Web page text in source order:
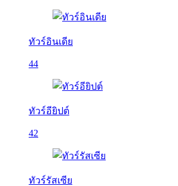
ทัวร์อินเดีย
44
ทัวร์อียิปต์
42
ทัวร์รัสเซีย